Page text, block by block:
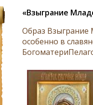
«Взыграние
Образ Взыграние
особенно в